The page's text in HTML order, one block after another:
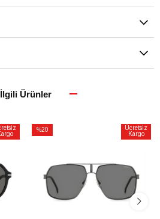
İlgili Ürünler
%20
Ücretsiz
Kargo